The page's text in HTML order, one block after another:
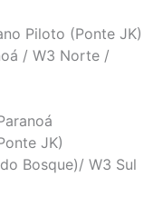
Piloto (Ponte JK)
/ W3 Norte /
JK)
Bosque)/ W3 Sul